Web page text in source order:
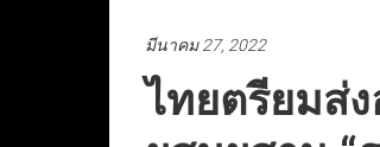
มีนาคม 27, 2022
ไทยตรียมส่